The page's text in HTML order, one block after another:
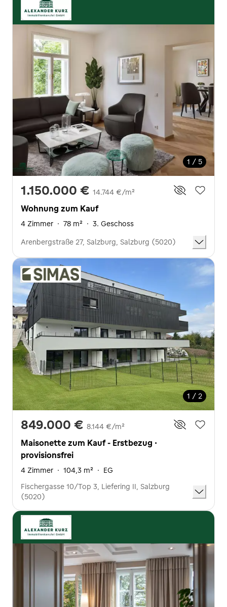
1 / 5
1.150.000 € 14.744 €/m²
Wohnung zum Kauf
4 Zimmer · 78 m² · 3. Geschoss
Arenbergstraße 27, Salzburg, Salzburg (5020)
1 / 2
849.000 € 8.144 €/m²
Maisonette zum Kauf - Erstbezug ·
provisionsfrei
4 Zimmer · 104,3 m² · EG
Fischergasse 10/Top 3, Liefering II, Salzburg
(5020)